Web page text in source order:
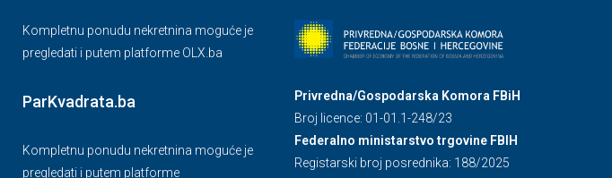
Kompletnu ponudu nekretnina moguće je
pregledati i putem platforme OLX.ba
ParKvadrata.ba
Kompletnu ponudu nekretnina moguće je
pregledati i putem platforme
Privredna/Gospodarska Komora FBiH
Broj licence: 01-01.1-248/23
Federalno ministarstvo trgovine FBIH
Registarski broj posrednika: 188/2025